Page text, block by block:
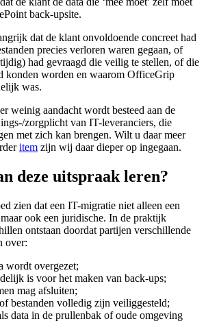
back-upsite.
dat de klant onvoldoende concreet had
precies verloren waren gegaan, of
had gevraagd die veilig te stellen, of die
konden worden en waarom OfficeGrip
was.
weinig aandacht wordt besteed aan de
zorgplicht van IT-leveranciers, die
met zich kan brengen. Wilt u daar meer
item zijn wij daar dieper op ingegaan.
deze uitspraak leren?
zien dat een IT-migratie niet alleen een
ook een juridische. In de praktijk
ontstaan doordat partijen verschillende
over:
wordt overgezet;
is voor het maken van back-ups;
mag afsluiten;
bestanden volledig zijn veiliggesteld;
data in de prullenbak of oude omgeving